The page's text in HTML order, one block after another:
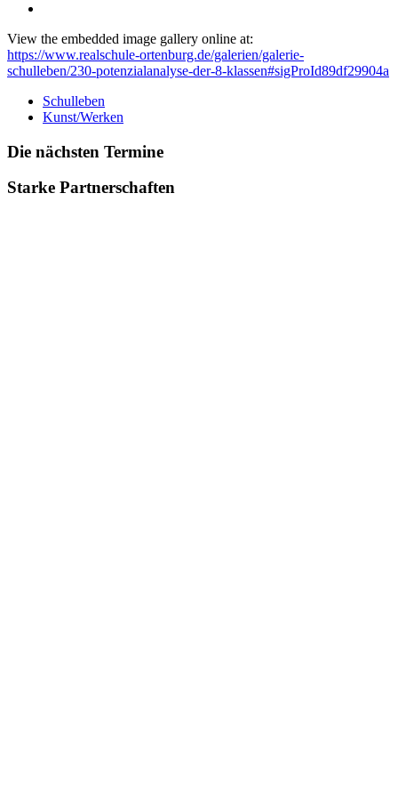
View the embedded image gallery online at:
https://www.realschule-ortenburg.de/galerien/galerie-
schulleben/230-potenzialanalyse-der-8-klassen#sigProId89df29904a
Schulleben
Kunst/Werken
Die nächsten Termine
Starke Partnerschaften